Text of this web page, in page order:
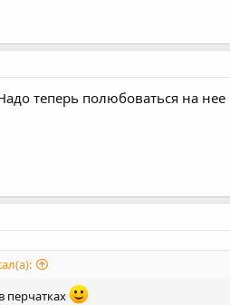
теперь полюбоваться на
перчатках